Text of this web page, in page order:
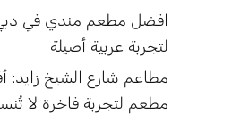
لتجربة عربية أصيلة
مطعم لتجربة فاخرة لا